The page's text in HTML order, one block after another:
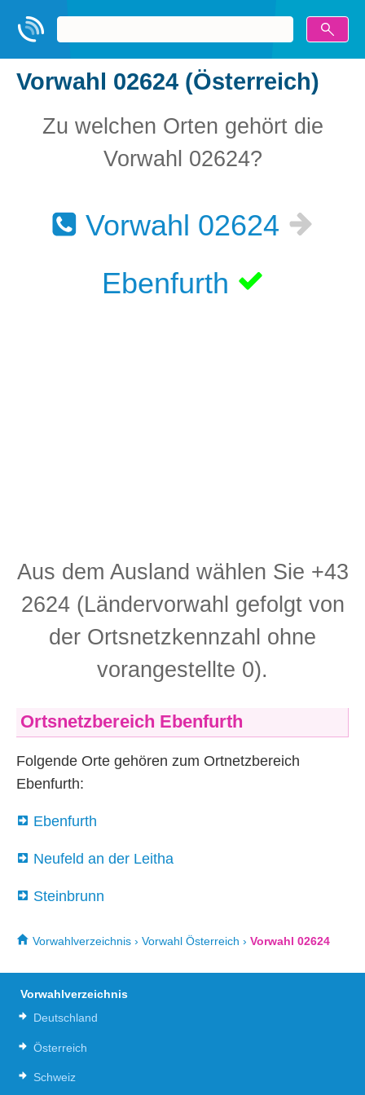
Vorwahl 02624 (Österreich)
Zu welchen Orten gehört die
Vorwahl 02624?
Vorwahl 02624
Ebenfurth
Aus dem Ausland wählen Sie +43
2624 (Ländervorwahl gefolgt von
der Ortsnetzkennzahl ohne
vorangestellte 0).
Ortsnetzbereich Ebenfurth
Folgende Orte gehören zum Ortnetzbereich
Ebenfurth:
Ebenfurth
Neufeld an der Leitha
Steinbrunn
Vorwahlverzeichnis › Vorwahl Österreich › Vorwahl 02624
Vorwahlverzeichnis
Deutschland
Österreich
Schweiz